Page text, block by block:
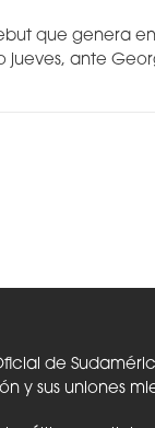
que genera
jueves, ante
de
y sus uniones